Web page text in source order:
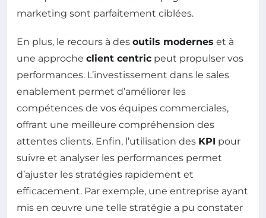
marketing sont parfaitement ciblées.
En plus, le recours à des outils modernes et à
une approche client centric peut propulser vos
performances. L’investissement dans le sales
enablement permet d’améliorer les
compétences de vos équipes commerciales,
offrant une meilleure compréhension des
attentes clients. Enfin, l’utilisation des KPI pour
suivre et analyser les performances permet
d’ajuster les stratégies rapidement et
efficacement. Par exemple, une entreprise ayant
mis en œuvre une telle stratégie a pu constater